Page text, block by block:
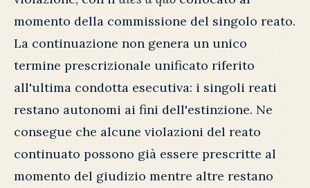
momento della commissione del singolo reato.
La continuazione non genera un unico
termine prescrizionale unificato riferito
all'ultima condotta esecutiva: i singoli reati
restano autonomi ai fini dell'estinzione. Ne
consegue che alcune violazioni del reato
continuato possono già essere prescritte al
momento del giudizio mentre altre restano